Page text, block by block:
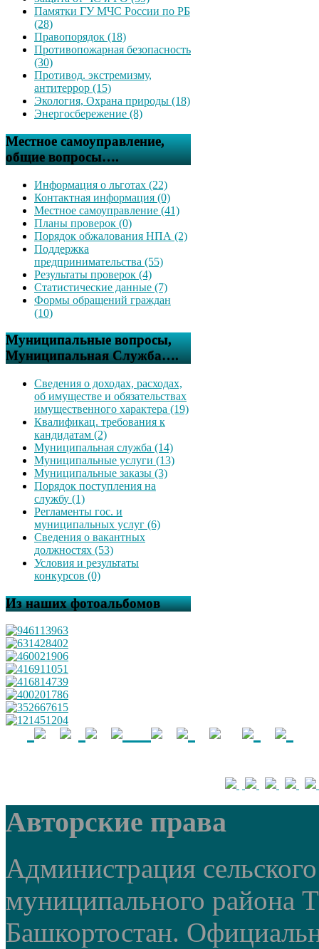
Памятки ГУ МЧС России по РБ
(28)
Правопорядок (18)
Противопожарная безопасность
(30)
Противод. экстремизму,
антитеррор (15)
Экология, Охрана природы (18)
Энергосбережение (8)
Местное самоуправление,
общие вопросы….
Информация о льготах (22)
Контактная информация (0)
Местное самоуправление (41)
Планы проверок (0)
Порядок обжалования НПА (2)
Поддержка
предпринимательства (55)
Результаты проверок (4)
Статистические данные (7)
Формы обращений граждан
(10)
Муниципальные вопросы,
Муниципальная Служба….
Сведения о доходах, расходах,
об имуществе и обязательствах
имущественного характера (19)
Квалификац. требования к
кандидатам (2)
Муниципальная служба (14)
Муниципальные услуги (13)
Муниципальные заказы (3)
Порядок поступления на
службу (1)
Регламенты гос. и
муниципальных услуг (6)
Сведения о вакантных
должностях (53)
Условия и результаты
конкурсов (0)
Из наших фотоальбомов
Авторские права
Администрация
муниципального района
Башкортостан.